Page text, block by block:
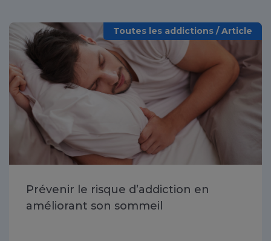
Toutes les addictions / Article
Prévenir le risque d’addiction en
améliorant son sommeil